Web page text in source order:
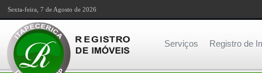
Sexta-feira, 7 de Agosto de 2026
Serviços Registro de